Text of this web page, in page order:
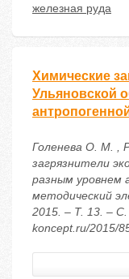
железная руда
Химические
Ульяновской
Голенева О. М. ,
загрязнители
разным уровнем
методический
2015. – Т. 13. –
koncept.ru/2015/